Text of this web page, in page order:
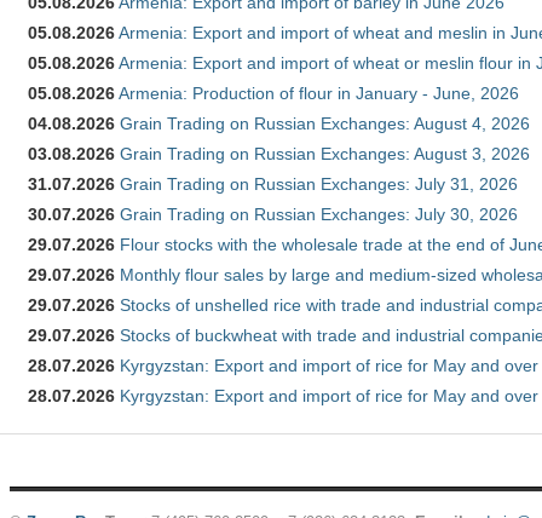
05.08.2026Armenia: Export and import of wheat and meslin in
05.08.2026Armenia: Export and import of wheat or meslin flour in
05.08.2026Armenia: Production of flour in January - June, 2026
04.08.2026 Grain Trading on Russian Exchanges: August 4, 2026
03.08.2026 Grain Trading on Russian Exchanges: August 3, 2026
31.07.2026 Grain Trading on Russian Exchanges: July 31, 2026
30.07.2026 Grain Trading on Russian Exchanges: July 30, 2026
29.07.2026 Flour stocks with the wholesale trade at the end of
29.07.2026 Monthly flour sales by large and medium-sized
29.07.2026 Stocks of unshelled rice with trade and industrial
29.07.2026 Stocks of buckwheat with trade and industrial
28.07.2026 Kyrgyzstan: Export and import of rice for May and
28.07.2026 Kyrgyzstan: Export and import of rice for May and